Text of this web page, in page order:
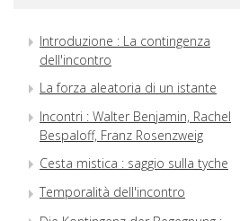
Introduzione : La contingenza
dell'incontro
La forza aleatoria di un istante
Incontri : Walter Benjamin, Rachel
Bespaloff, Franz Rosenzweig
Cesta mistica : saggio sulla tyche
Temporalità dell'incontro